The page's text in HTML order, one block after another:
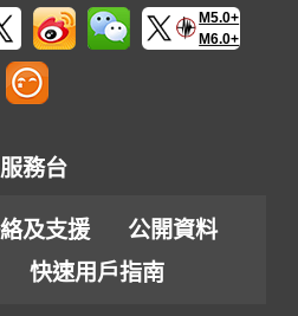
M5.0+
M6.0+
服務台
及支援
公開資料
快速用戶指南